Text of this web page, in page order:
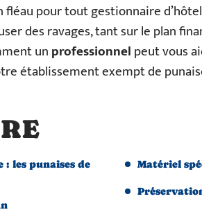
fléau pour tout gestionnaire
des ravages, tant sur le plan
unprofessionnelpeut vous
établissement exempt de
les punaises de
Matériel